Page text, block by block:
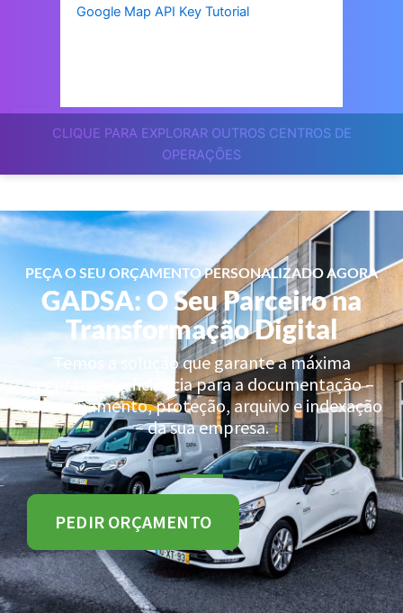
CLIQUE PARA EXPLORAR OUTROS CENTROS DE
OPERAÇÕES
Google Map API Key Tutorial
PEÇA O SEU ORÇAMENTO PERSONALIZADO AGORA
GADSA: O Seu Parceiro na
Transformação Digital
Temos a solução que garante a máxima
segurança e eficiência para a documentação –
armazenamento, proteção, arquivo e indexação
– da sua empresa.
PEDIR ORÇAMENTO